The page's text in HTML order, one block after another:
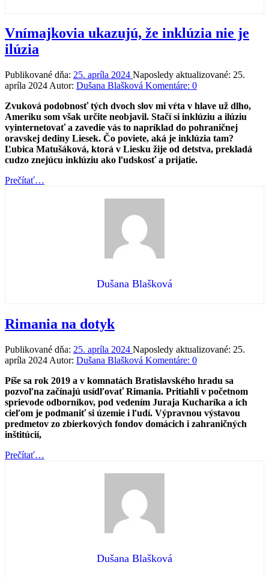
Vnímajkovia ukazujú, že inklúzia nie je
ilúzia
Publikované dňa: 25. apríla 2024 Naposledy aktualizované: 25.
apríla 2024 Autor: Dušana Blašková Komentáre: 0
Zvuková podobnosť tých dvoch slov mi vŕta v hlave už dlho,
Ameriku som však určite neobjavil. Stačí si inklúziu a ilúziu
vyinternetovať a zavedie vás to napríklad do pohraničnej
oravskej dediny Liesek. Čo poviete, aká je inklúzia tam?
Ľubica Matušáková, ktorá v Liesku žije od detstva, prekladá
cudzo znejúcu inklúziu ako ľudskosť a prijatie.
Prečítať“Vnímajkovia
…
Dušana Blašková
Rimania na dotyk
Publikované dňa: 25. apríla 2024 Naposledy aktualizované: 25.
apríla 2024 Autor: Dušana Blašková Komentáre: 0
Píše sa rok 2019 a v komnatách Bratislavského hradu sa
pozvoľna začínajú usídľovať Rimania. Pritiahli v početnom
sprievode odborníkov, pod vedením Juraja Kucharíka a ich
cieľom je podmaniť si územie i ľudí. Výpravnou výstavou
predmetov zo zbierkových fondov domácich i zahraničných
inštitúcií,
Prečítať“Rimania
…
Dušana Blašková